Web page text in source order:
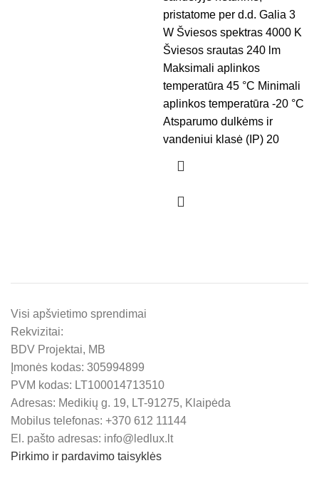
pristatome per d.d. Galia 3
W Šviesos spektras 4000 K
Šviesos srautas 240 lm
Maksimali aplinkos
temperatūra 45 °C Minimali
aplinkos temperatūra -20 °C
Atsparumo dulkėms ir
vandeniui klasė (IP) 20
Visi apšvietimo sprendimai
Rekvizitai:
BDV Projektai, MB
Įmonės kodas: 305994899
PVM kodas: LT100014713510
Adresas: Medikių g. 19, LT-91275, Klaipėda
Mobilus telefonas: +370 612 11144
El. pašto adresas: info@ledlux.lt
Pirkimo ir pardavimo taisyklės